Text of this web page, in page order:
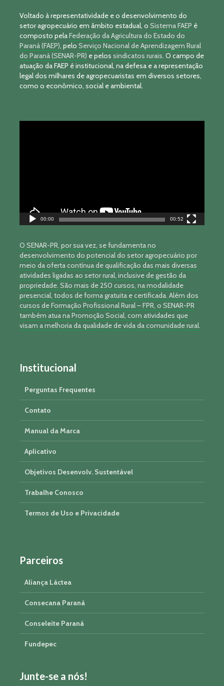
Voltado à representatividade e o desenvolvimento do
setor agropecuário em âmbito estadual, o Sistema FAEP é
composto pelaFederação da Agricultura do Estado do
Paraná (FAEP) , pelo Serviço Nacional de Aprendizagem Rural
do Paraná (SENAR-PR) e pelos sindicatos rurais . O campo de
atuação da FAEP é institucional, na defesa e a representação
legal dos milhares de agropecuaristas em diversos setores,
como o econômico, social e ambiental.
00:00 00:52
O SENAR-PR, por sua vez, se fundamenta no
desenvolvimento do potencial do setor agropecuário por
meio da oferta contínua de qualificação das mais diversas
atividades ligadas ao setor rural, inclusive de gestão da
propriedade. São mais de 250 cursos, na modalidade
presencial, todos de forma gratuita e certificada. Além dos
cursos de Formação Profissional Rural – FPR, o SENAR-PR
também atua na Promoção Social, com atividades que
visam a melhoria da qualidade de vida da comunidade rural.
Institucional
Perguntas Frequentes
Contato
Manual da Marca
Aplicativo
Objetivos Desenvolv. Sustentável
Trabalhe Conosco
Termos de Uso e Privacidade
Parceiros
Aliança Láctea
Consecana Paraná
Conseleite Paraná
Fundepec
Junte-se a nós!